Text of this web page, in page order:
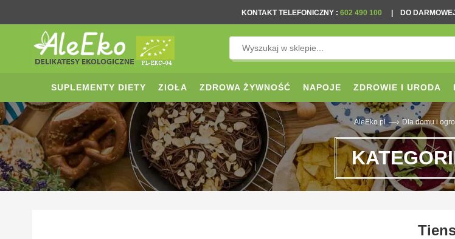
KONTAKT TELEFONICZNY : 602 490 100 DO
SUPLEMENTY DIETY ZIOŁA ZDROWA ŻYWNOŚĆ NAPOJE ZDROWIE I URODA
AleEko.pl —› Dla domu i